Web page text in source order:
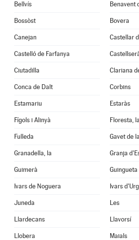
Bellvís Benavent
Bossòst Bovera
Canejan Castellar
Castelló de Farfanya
Ciutadilla Clariana
Conca de Dalt Corbins
Estamariu Estaràs
Fígols i Alinyà Floresta, la
Fulleda Gavet de
Granadella, la Granja
Guimerà Guingueta
Ivars de Noguera Ivars
Juneda Les
Llardecans Llavorsí
Llobera Maials